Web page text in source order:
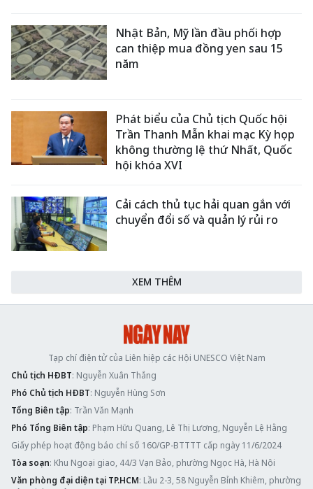
Nhật Bản, Mỹ lần đầu phối hợp
can thiệp mua đồng yen sau 15
năm
Phát biểu của Chủ tịch Quốc hội
Trần Thanh Mẫn khai mạc Kỳ họp
không thường lệ thứ Nhất, Quốc
hội khóa XVI
Cải cách thủ tục hải quan gắn với
chuyển đổi số và quản lý rủi ro
XEM THÊM
Tạp chí điện tử của Liên hiệp các Hội UNESCO Việt Nam
Chủ tịch HĐBT: Nguyễn Xuân Thắng
Phó Chủ tịch HĐBT: Nguyễn Hùng Sơn
Tổng Biên tập: Trần Văn Mạnh
Phó Tổng Biên tập: Phạm Hữu Quang, Lê Thị Lương, Nguyễn Lệ Hằng
Giấy phép hoạt động báo chí số 160/GP-BTTTT cấp ngày 11/6/2024
Tòa soạn: Khu Ngoại giao, 44/3 Vạn Bảo, phường Ngọc Hà, Hà Nội
Văn phòng đại diện tại TP.HCM: Lầu 2-3, 58 Nguyễn Bỉnh Khiêm, phường